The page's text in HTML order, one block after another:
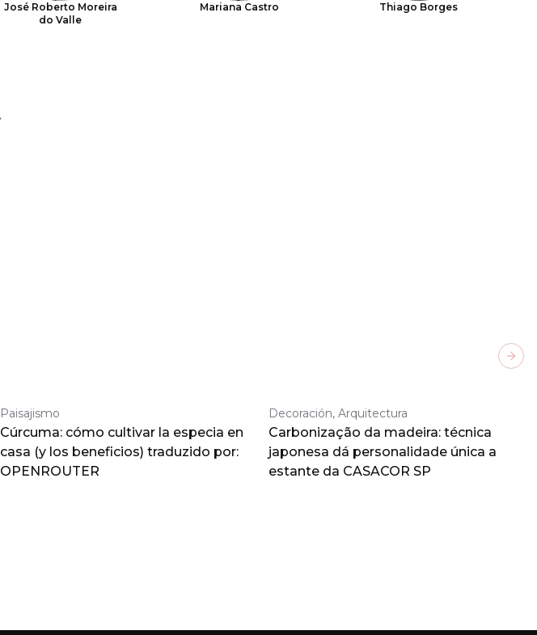
José Roberto Moreira
do Valle
Mariana Castro Thiago Borges
Paisajismo
Cúrcuma: cómo cultivar la especia en
casa (y los beneficios) traduzido por:
OPENROUTER
Decoración, Arquitectura
Carbonização da madeira: técnica
japonesa dá personalidade única a
estante da CASACOR SP